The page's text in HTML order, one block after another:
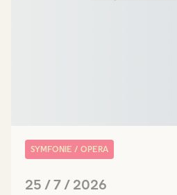
SYMFONIE / OPERA
25 / 7 / 2026